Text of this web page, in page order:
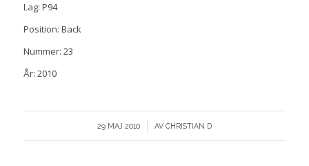
Lag: P94
Position: Back
Nummer: 23
År: 2010
29 MAJ 2010
/ AV CHRISTIAN D